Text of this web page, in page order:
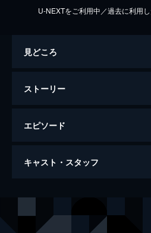
U-NEXTをご利用中／過去に利用
見どころ
ストーリー
エピソード
#1 放送９０年ドラマ「紅白が生ま
接収される放送局に戻ってくる。彼ら
淵（星野源）は居丈高で、新藤を悩ま
キャスト・スタッフ
竹下光江